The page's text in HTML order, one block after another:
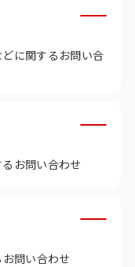
に関するお問い合
お問い合わせ
問い合わせ